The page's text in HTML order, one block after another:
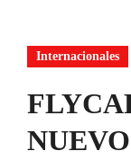
Internacionales